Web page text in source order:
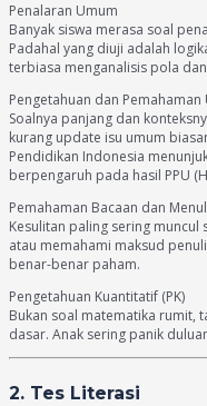
Penalaran Umum
Banyak siswa merasa soal
Padahal yang diuji adalah
terbiasa menganalisis pola
Pengetahuan dan Pemahaman
Soalnya panjang dan
kurang update isu umum
Pendidikan Indonesia
berpengaruh pada hasil PPU
Pemahaman Bacaan dan
Kesulitan paling sering
atau memahami maksud
benar-benar paham.
Pengetahuan Kuantitatif (PK)
Bukan soal matematika rumit,
dasar. Anak sering panik
2. Tes Literasi